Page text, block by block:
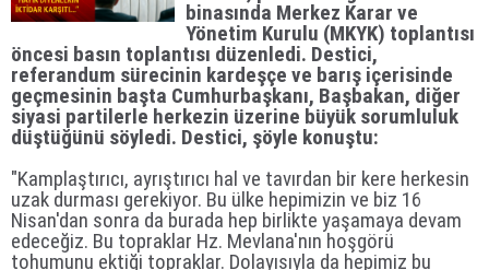
binasında Merkez Karar ve
Yönetim Kurulu (MKYK) toplantısı
öncesi basın toplantısı düzenledi. Destici,
referandum sürecinin kardeşçe ve barış içerisinde
geçmesinin başta Cumhurbaşkanı, Başbakan, diğer
siyasi partilerle herkezin üzerine büyük sorumluluk
düştüğünü söyledi. Destici, şöyle konuştu:
"Kamplaştırıcı, ayrıştırıcı hal ve tavırdan bir kere herkesin
uzak durması gerekiyor. Bu ülke hepimizin ve biz 16
Nisan'dan sonra da burada hep birlikte yaşamaya devam
edeceğiz. Bu topraklar Hz. Mevlana'nın hoşgörü
tohumunu ektiği topraklar. Dolayısıyla da hepimiz bu